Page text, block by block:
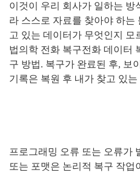
이것이 우리 회사가 일하는 방
라 스스로 자료를 찾아야 하
고 있는 데이터가 무엇인지
법의학 전화 복구전화 데이터
구 방법. 복구가 완료된 후, 보
기록은 복원 후 내가 찾고 있
프로그래밍 오류 또는 오류가
또는 포맷은 논리적 복구 작업